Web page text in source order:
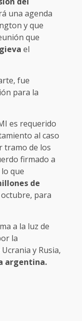
una agenda
y que
que
el
fue
para la
es requerido
al caso
tramo de los
firmado a
que
de
para
a la luz de
la
y Rusia,
argentina.